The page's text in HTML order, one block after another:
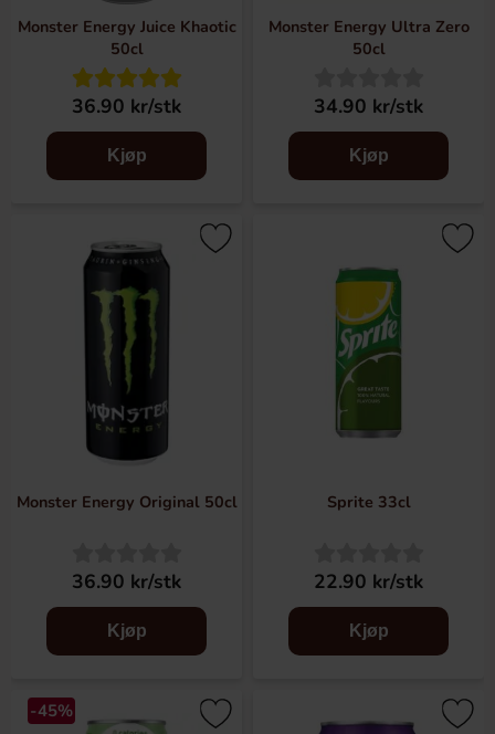
Monster Energy Juice Khaotic
50cl
36.90 kr/stk
Kjøp
Monster Energy Ultra Zero
50cl
34.90 kr/stk
Kjøp
Monster Energy Original 50cl
36.90 kr/stk
Kjøp
Sprite 33cl
22.90 kr/stk
Kjøp
-45%